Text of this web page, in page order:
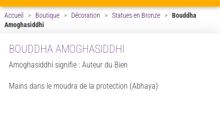
Accueil > Boutique> Décoration > Statues en Bronze> Bouddha
Amoghasiddhi
BOUDDHA AMOGHASIDDHI
Amoghasiddhi signifie : Auteur du Bien
Mains dans le moudra de la protection (Abhaya)